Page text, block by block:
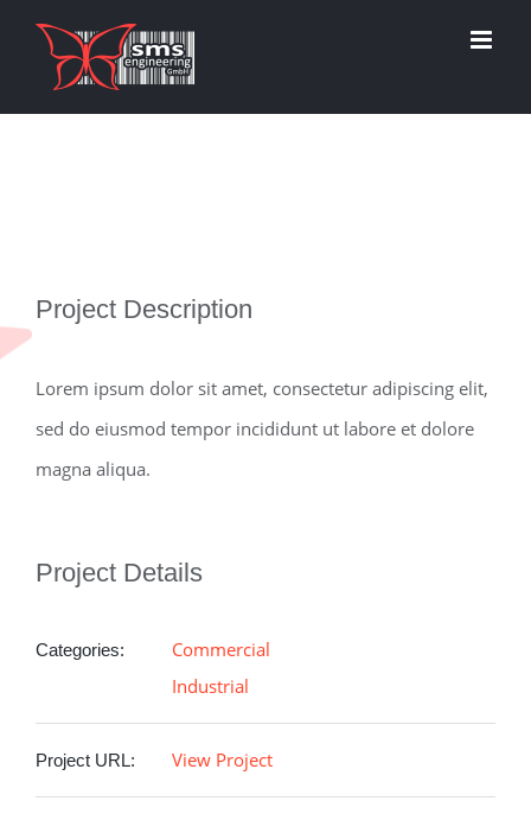
Zum
Larger
Project Description
Lorem ipsum dolor sit amet, consectetur adipiscing elit,
sed do eiusmod tempor incididunt ut labore et dolore
magna aliqua.
Project Details
Categories:
Commercial
Industrial
Project URL: View Project